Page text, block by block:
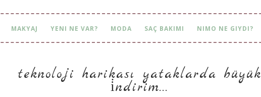
MAKYAJ YENI NE VAR? MODA SAÇ BAKIMI NIMO NE GIYDI?
teknoloji harikası yataklarda büyük
i̇ndirim...